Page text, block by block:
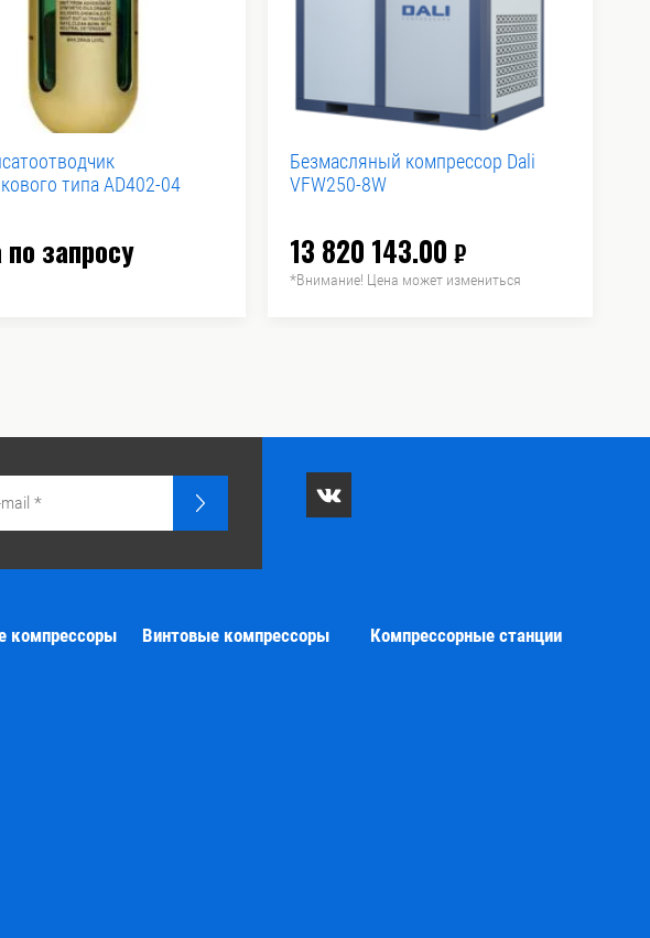
типа AD402-04
запросу
Безмасляный компрессор Dali
VFW250-8W
13 820 143.00 ₽
*Внимание! Цена может измениться
компрессоры Винтовые компрессоры Компрессорные станции